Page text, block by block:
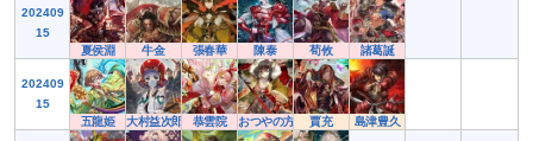
202409
15
夏侯淵
牛金 張春華 陳泰 荀攸 諸葛誕
202409
15
五龍姫
大村益次郎 恭雲院 おつやの方 賈充 島津豊久